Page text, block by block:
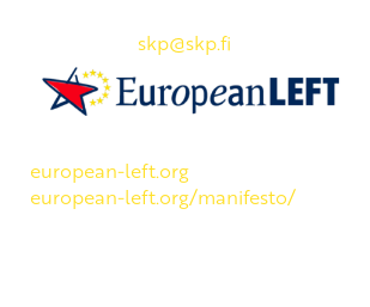
skp@skp.fi
european-left.org
european-left.org/manifesto/